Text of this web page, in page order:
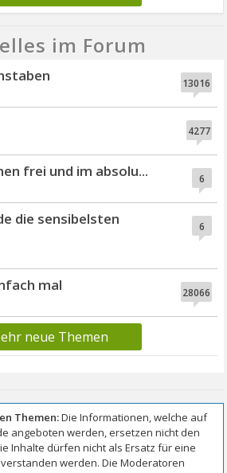
im Forum
13016
4277
6
frei und im absolu...
6
die sensibelsten
28066
mal
neue Themen